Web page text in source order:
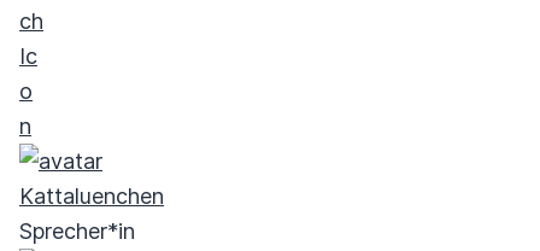
Kattaluenchen
Sprecher*in